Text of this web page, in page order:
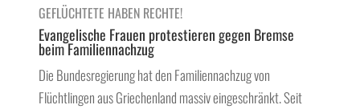
GEFLÜCHTETE HABEN RECHTE!
Evangelische Frauen protestieren gegen Bremse
beim Familiennachzug
Die Bundesregierung hat den Familiennachzug von
Flüchtlingen aus Griechenland massiv eingeschränkt. Seit